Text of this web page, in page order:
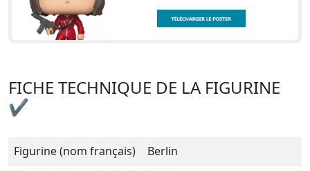
FICHE TECHNIQUE DE LA FIGURINE
✔
Figurine (nom français)
Berlin